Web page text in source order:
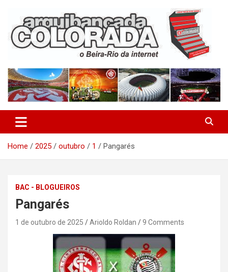
content
Arquibancada Colorada
Home 2025 outubro 1 Pangarés
BAC - BLOGUEIROS
Pangarés
1 de outubro de 2025 Arioldo Roldan 9 Comments